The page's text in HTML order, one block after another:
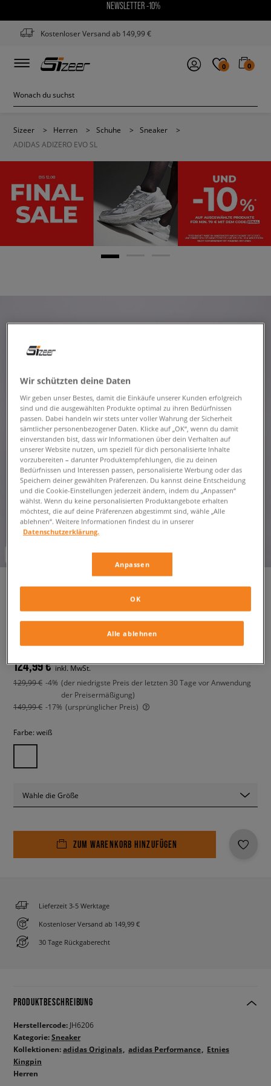
NEWSLETTER -10%
Kostenloser Versand ab 149,99 €
0 0
Sizeer > Herren > Schuhe > Sneaker
>
ADIDAS ADIZERO EVO SL
-10% ab 70€ mit dem Code:FINAL
ADIDAS ADIZERO EVO SL
124,99 € inkl. MwSt.
129,99 € -4% (der niedrigste Preis der letzten 30 Tage vor Anwendung
der Preisermäßigung)
149,99 € -17% (ursprünglicher Preis)
Farbe: weiß
Wähle die Größe
ZUM WARENKORB HINZUFÜGEN
Lieferzeit 3-5 Werktage
Kostenloser Versand ab 149,99 €
30 Tage Rückgaberecht
PRODUKTBESCHREIBUNG
Herstellercode: JH6206
Kategorie:Sneaker
Kollektionen:adidas Originals adidas Performance
Etnies
Kingpin
Herren
Wir schützten deine Daten
Wir geben unser Bestes, damit die Einkäufe unserer Kunden erfolgreich
sind und die ausgewählten Produkte optimal zu ihren Bedürfnissen
passen. Dabei handeln wir stets unter voller Wahrung der Sicherheit
sämtlicher personenbezogener Daten. Klicke auf „OK“, wenn du damit
einverstanden bist, dass wir Informationen über dein Verhalten auf
unserer Website nutzen, um speziell für dich personalisierte Inhalte
vorzubereiten – darunter Produktempfehlungen, die zu deinen
Bedürfnissen und Interessen passen, personalisierte Werbung oder das
Speichern deiner gewählten Präferenzen. Du kannst deine Entscheidung
und die Cookie-Einstellungen jederzeit ändern, indem du „Anpassen“
wählst. Wenn du keine personalisierten Produktangebote erhalten
möchtest, die auf deine Präferenzen abgestimmt sind, wähle „Alle
ablehnen“. Weitere Informationen findest du in unserer
Datenschutzerklärung.
Anpassen
Alle ablehnen
OK